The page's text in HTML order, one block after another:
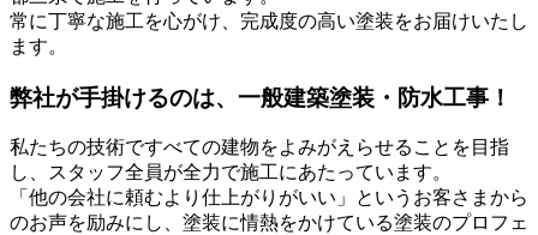
常に丁寧な施工を心がけ、完成度の高い塗装をお届けいたし
ます。
弊社が手掛けるのは、一般建築塗装・防水工事！
私たちの技術ですべての建物をよみがえらせることを目指
し、スタッフ全員が全力で施工にあたっています。
「他の会社に頼むより仕上がりがいい」というお客さまから
のお声を励みにし、塗装に情熱をかけている塗装のプロフェ